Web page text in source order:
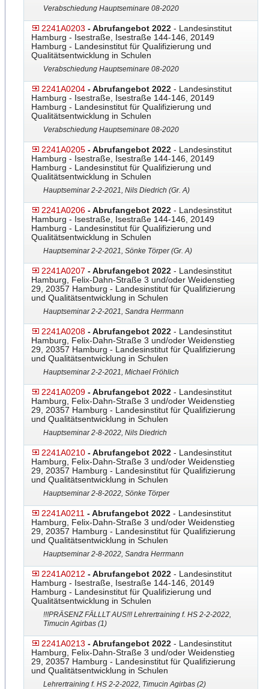
Verabschiedung Hauptseminare 08-2020
2241A0203 - Abrufangebot 2022 - Landesinstitut
Hamburg - Isestraße, Isestraße 144-146, 20149
Hamburg - Landesinstitut für Qualifizierung und
Qualitätsentwicklung in Schulen
Verabschiedung Hauptseminare 08-2020
2241A0204 - Abrufangebot 2022 - Landesinstitut
Hamburg - Isestraße, Isestraße 144-146, 20149
Hamburg - Landesinstitut für Qualifizierung und
Qualitätsentwicklung in Schulen
Verabschiedung Hauptseminare 08-2020
2241A0205 - Abrufangebot 2022 - Landesinstitut
Hamburg - Isestraße, Isestraße 144-146, 20149
Hamburg - Landesinstitut für Qualifizierung und
Qualitätsentwicklung in Schulen
Hauptseminar 2-2-2021, Nils Diedrich (Gr. A)
2241A0206 - Abrufangebot 2022 - Landesinstitut
Hamburg - Isestraße, Isestraße 144-146, 20149
Hamburg - Landesinstitut für Qualifizierung und
Qualitätsentwicklung in Schulen
Hauptseminar 2-2-2021, Sönke Törper (Gr. A)
2241A0207 - Abrufangebot 2022 - Landesinstitut
Hamburg, Felix-Dahn-Straße 3 und/oder Weidenstieg
29, 20357 Hamburg - Landesinstitut für Qualifizierung
und Qualitätsentwicklung in Schulen
Hauptseminar 2-2-2021, Sandra Herrmann
2241A0208 - Abrufangebot 2022 - Landesinstitut
Hamburg, Felix-Dahn-Straße 3 und/oder Weidenstieg
29, 20357 Hamburg - Landesinstitut für Qualifizierung
und Qualitätsentwicklung in Schulen
Hauptseminar 2-2-2021, Michael Fröhlich
2241A0209 - Abrufangebot 2022 - Landesinstitut
Hamburg, Felix-Dahn-Straße 3 und/oder Weidenstieg
29, 20357 Hamburg - Landesinstitut für Qualifizierung
und Qualitätsentwicklung in Schulen
Hauptseminar 2-8-2022, Nils Diedrich
2241A0210 - Abrufangebot 2022 - Landesinstitut
Hamburg, Felix-Dahn-Straße 3 und/oder Weidenstieg
29, 20357 Hamburg - Landesinstitut für Qualifizierung
und Qualitätsentwicklung in Schulen
Hauptseminar 2-8-2022, Sönke Törper
2241A0211 - Abrufangebot 2022 - Landesinstitut
Hamburg, Felix-Dahn-Straße 3 und/oder Weidenstieg
29, 20357 Hamburg - Landesinstitut für Qualifizierung
und Qualitätsentwicklung in Schulen
Hauptseminar 2-8-2022, Sandra Herrmann
2241A0212 - Abrufangebot 2022 - Landesinstitut
Hamburg - Isestraße, Isestraße 144-146, 20149
Hamburg - Landesinstitut für Qualifizierung und
Qualitätsentwicklung in Schulen
!!!PRÄSENZ FÄLLLT AUS!!! Lehrertraining f. HS 2-2-2022,
Timucin Agirbas (1)
2241A0213 - Abrufangebot 2022 - Landesinstitut
Hamburg, Felix-Dahn-Straße 3 und/oder Weidenstieg
29, 20357 Hamburg - Landesinstitut für Qualifizierung
und Qualitätsentwicklung in Schulen
Lehrertraining f. HS 2-2-2022, Timucin Agirbas (2)